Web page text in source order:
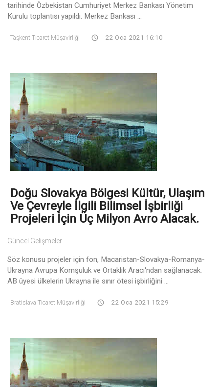
tarihinde Özbekistan Cumhuriyet Merkez Bankası Yönetim
Kurulu toplantısı yapıldı. Merkez Bankası ...
Taşkent Ticaret Müşavirliği 22 Oca 2021 16:10
Doğu Slovakya Bölgesi Kültür, Ulaşım
Ve Çevreyle İlgili Bilimsel İşbirliği
Projeleri İçin Üç Milyon Avro Alacak.
Güncel Gelişmeler
Söz konusu projeler için fon, Macaristan-Slovakya-Romanya-
Ukrayna Avrupa Komşuluk ve Ortaklık Aracı'ndan sağlanacak.
AB üyesi ülkelerin Ukrayna ile sınır ötesi işbirliğini ...
Bratislava Ticaret Müşavirliği 22 Oca 2021 15:29